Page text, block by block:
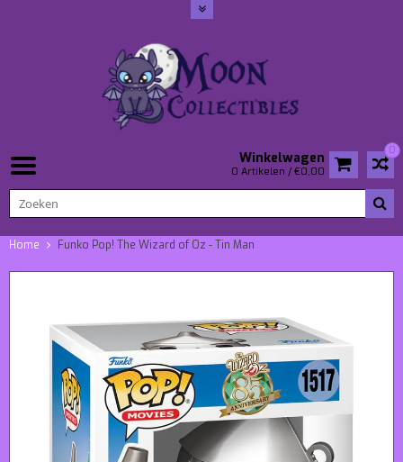
0
Winkelwagen
0 Artikelen / €0,00
Home Funko Pop! The Wizard of Oz - Tin Man